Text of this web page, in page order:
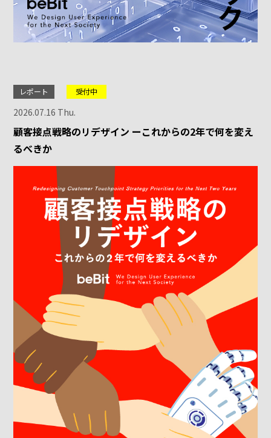
レポート 受付中
2026.07.16 Thu.
顧客接点戦略のリデザイン ーこれからの2年で何を変え
るべきか